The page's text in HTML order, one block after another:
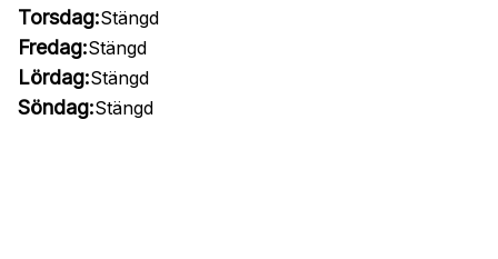
Torsdag:Stängd
Fredag:Stängd
Lördag:Stängd
Söndag:Stängd